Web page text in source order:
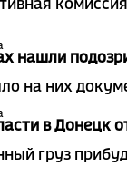
нашли
на них
в Донецк
груз